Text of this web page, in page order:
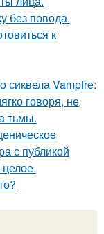
без повода.
к
сиквела Vampire:
говоря, не
тьмы.
с публикой